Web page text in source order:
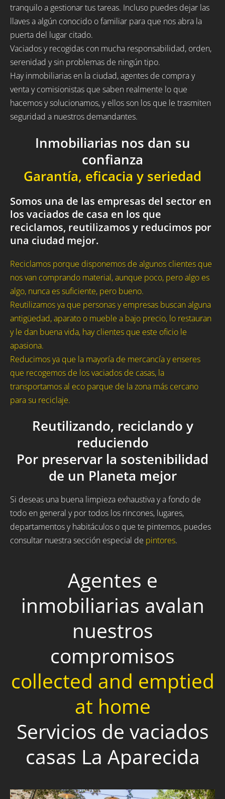
tranquilo a gestionar tus tareas. Incluso puedes dejar las
llaves a algún conocido o familiar para que nos abra la
puerta del lugar citado.
Vaciados y recogidas con mucha responsabilidad, orden,
serenidad y sin problemas de ningún tipo.
Hay inmobiliarias en la ciudad, agentes de compra y
venta y comisionistas que saben realmente lo que
hacemos y solucionamos, y ellos son los que le trasmiten
seguridad a nuestros demandantes.
Inmobiliarias nos dan su
confianza
Garantía, eficacia y seriedad
Somos una de las empresas del sector en
los vaciados de casa en los que
reciclamos, reutilizamos y reducimos por
una ciudad mejor.
Reciclamos porque disponemos de algunos clientes que
nos van comprando material, aunque poco, pero algo es
algo, nunca es suficiente, pero bueno.
Reutilizamos ya que personas y empresas buscan alguna
antigüedad, aparato o mueble a bajo precio, lo restauran
y le dan buena vida, hay clientes que este oficio le
apasiona.
Reducimos ya que la mayoría de mercancía y enseres
que recogemos de los vaciados de casas, la
transportamos al eco parque de la zona más cercano
para su reciclaje.
Reutilizando, reciclando y
reduciendo
Por preservar la sostenibilidad
de un Planeta mejor
Si deseas una buena limpieza exhaustiva y a fondo de
todo en general y por todos los rincones, lugares,
departamentos y habitáculos o que te pintemos, puedes
consultar nuestra sección especial de pintores.
Agentes e
inmobiliarias avalan
nuestros
compromisos
collected and emptied
at home
Servicios de vaciados
casas La Aparecida